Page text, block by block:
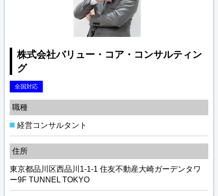
株式会社バリュー・コア・コンサルティン
グ
全国対応
職種
経営コンサルタント
住所
東京都品川区西品川1-1-1 住友不動産大崎ガーデンタワ
ー9F TUNNEL TOKYO